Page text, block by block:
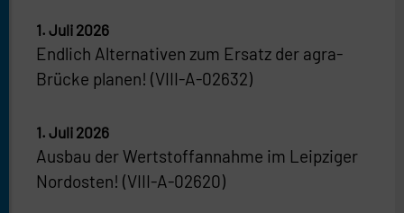
Endlich Alternativen zum Ersatz der agra-
Brücke planen! (VIII-A-02632)
1. Juli 2026
Ausbau der Wertstoffannahme im Leipziger
Nordosten! (VIII-A-02620)
1. Juli 2026